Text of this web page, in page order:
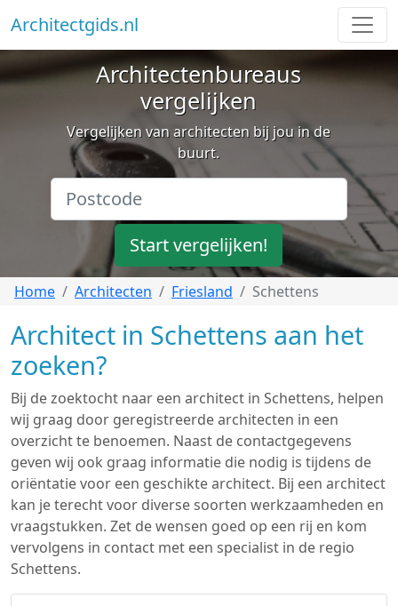
Architectgids.nl
Architectenbureaus
vergelijken
Vergelijken van architecten bij jou in de
buurt.
Start vergelijken!
Home Architecten Friesland Schettens
Architect in Schettens aan het
zoeken?
Bij de zoektocht naar een architect in Schettens, helpen
wij graag door geregistreerde architecten in een
overzicht te benoemen. Naast de contactgegevens
geven wij ook graag informatie die nodig is tijdens de
oriëntatie voor een geschikte architect. Bij een architect
kan je terecht voor diverse soorten werkzaamheden en
vraagstukken. Zet de wensen goed op een rij en kom
vervolgens in contact met een specialist in de regio
Schettens.